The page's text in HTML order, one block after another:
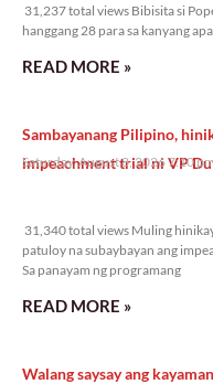
31,237 total views Bibisita si
hanggang 28 para sa kanyang
READ MORE »
Sambayanang Pilipino,
impeachment trial ni VP
Saturday, August 8, 2026 7:10
31,340 total views Muling
patuloy na subaybayan ang
Sa panayam ng programang
READ MORE »
Walang saysay ang